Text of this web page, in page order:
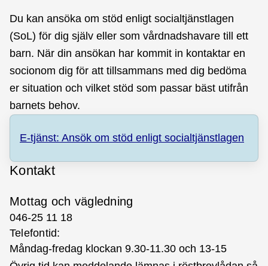
Du kan ansöka om stöd enligt socialtjänstlagen
(SoL) för dig själv eller som vårdnadshavare till ett
barn. När din ansökan har kommit in kontaktar en
socionom dig för att tillsammans med dig bedöma
er situation och vilket stöd som passar bäst utifrån
barnets behov.
E-tjänst: Ansök om stöd enligt socialtjänstlagen
Kontakt
Mottag och vägledning
046-25 11 18
Telefontid:
Måndag-fredag klockan 9.30-11.30 och 13-15